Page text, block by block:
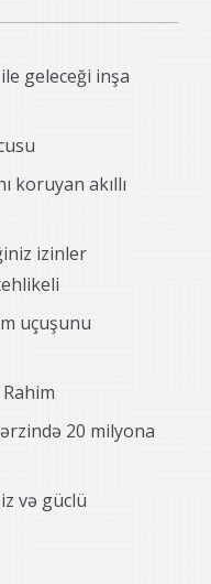
geleceği inşa
koruyan akıllı
izinler
uçuşunu
20 milyona
və güclü